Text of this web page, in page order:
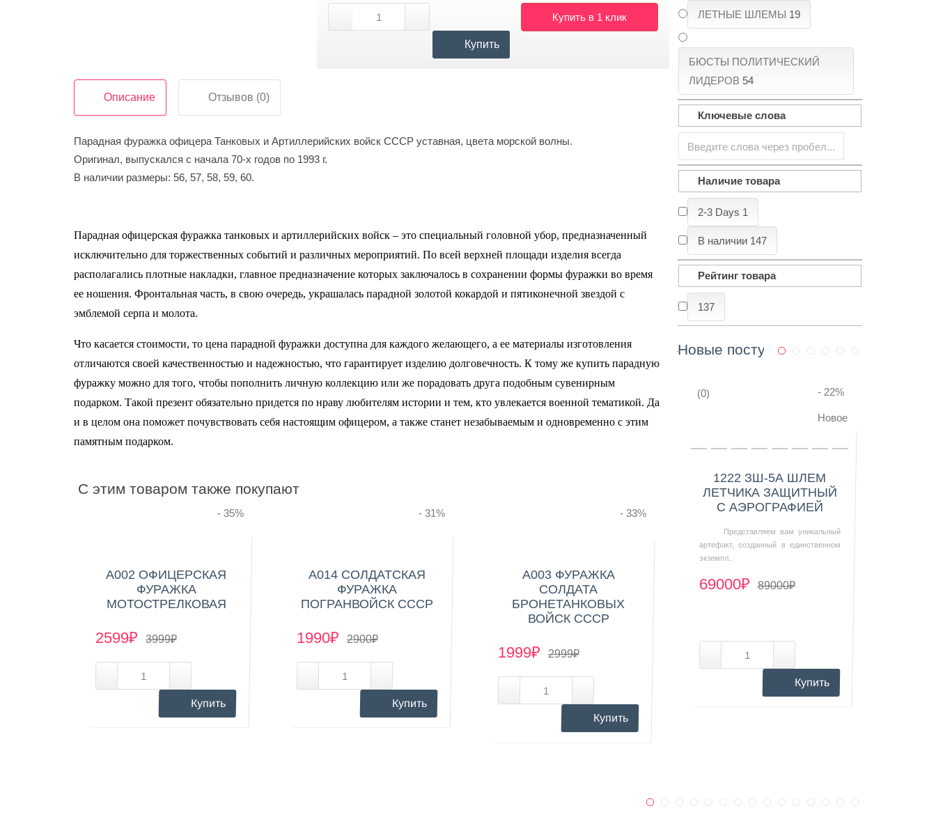
Купить
Купить в 1 клик
Описание Отзывов (0)
Парадная фуражка офицера Танковых и Артиллерийских войск СССР уставная, цвета морской волны.
Оригинал, выпускался с начала 70-х годов по 1993 г.
В наличии размеры: 56, 57, 58, 59, 60.
Парадная офицерская фуражка танковых и артиллерийских войск – это специальный головной убор, предназначенный
исключительно для торжественных событий и различных мероприятий. По всей верхней площади изделия всегда
располагались плотные накладки, главное предназначение которых заключалось в сохранении формы фуражки во время
ее ношения. Фронтальная часть, в свою очередь, украшалась парадной золотой кокардой и пятиконечной звездой с
эмблемой серпа и молота.
Что касается стоимости, то цена парадной фуражки доступна для каждого желающего, а ее материалы изготовления
отличаются своей качественностью и надежностью, что гарантирует изделию долговечность. К тому же купить парадную
фуражку можно для того, чтобы пополнить личную коллекцию или же порадовать друга подобным сувенирным
подарком. Такой презент обязательно придется по нраву любителям истории и тем, кто увлекается военной тематикой. Да
и в целом она поможет почувствовать себя настоящим офицером, а также станет незабываемым и одновременно с этим
памятным подарком.
C этим товаром также покупают
- 35%
А002 ОФИЦЕРСКАЯ
ФУРАЖКА
МОТОСТРЕЛКОВАЯ
2599₽ 3999₽
Купить
- 31%
А014 СОЛДАТСКАЯ
ФУРАЖКА
ПОГРАНВОЙСК СССР
1990₽ 2900₽
Купить
- 33%
А003 ФУРАЖКА
СОЛДАТА
БРОНЕТАНКОВЫХ
ВОЙСК СССР
1999₽ 2999₽
Купить
ЛЕТНЫЕ ШЛЕМЫ 19
БЮСТЫ ПОЛИТИЧЕСКИЙ
ЛИДЕРОВ 54
Ключевые слова
Наличие товара
2-3 Days 1
В наличии 147
Рейтинг товара
137
Новые поступления
(0) - 22%
Новое
Купить в 1 клик
1222 ЗШ-5А ШЛЕМ
ЛЕТЧИКА ЗАЩИТНЫЙ
С АЭРОГРАФИЕЙ
Представляем вам уникальный
артефакт, созданный в единственном
экземпл..
69000₽ 89000₽
Купить
Рекомендуемые